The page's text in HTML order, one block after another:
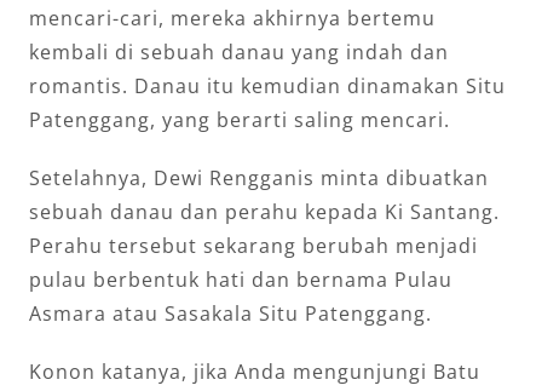
mencari-cari, mereka akhirnya bertemu
kembali di sebuah danau yang indah dan
romantis. Danau itu kemudian dinamakan Situ
Patenggang, yang berarti saling mencari.
Setelahnya, Dewi Rengganis minta dibuatkan
sebuah danau dan perahu kepada Ki Santang.
Perahu tersebut sekarang berubah menjadi
pulau berbentuk hati dan bernama Pulau
Asmara atau Sasakala Situ Patenggang.
Konon katanya, jika Anda mengunjungi Batu